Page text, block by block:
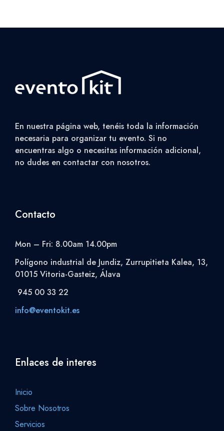
En nuestra página web, tenéis toda la información
necesaria para organizar tu evento. Si no
encuentras algo o necesitas información adicional,
no dudes en contactar con nosotros.
Contacto
Mon – Fri: 8.00am 14.00pm
Polígono industrial de Jundiz, Zurrupitieta Kalea, 13,
01015 Vitoria-Gasteiz, Álava
945 00 33 22
info@eventokit.es
Enlaces de interes
Inicio
Sobre Nosotros
Servicios